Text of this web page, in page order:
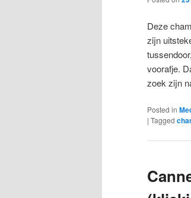
Deze
zijn
voorafje.
zoek zijn
Posted in
| Tagged